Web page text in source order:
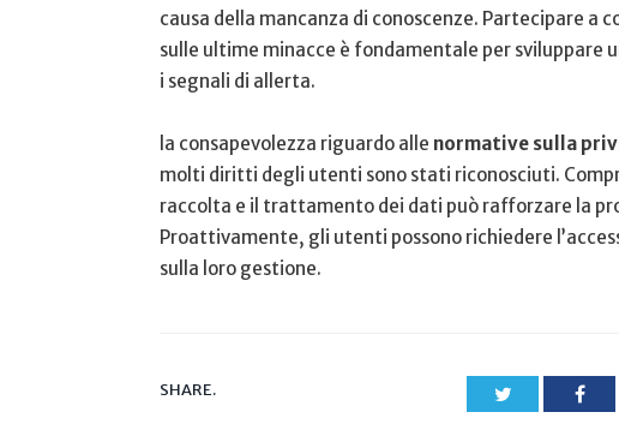
causa della mancanza di conoscenze. Partecipare a
⁢sulle ultime minacce è fondamentale per
i segnali di allerta.
la consapevolezza ​riguardo alle normative sulla
molti ‌diritti⁤ degli utenti sono stati riconosciuti.​
⁤raccolta e il ⁢trattamento dei dati può rafforzare la
Proattivamente, ⁣gli utenti possono richiedere
sulla loro gestione.
SHARE. Twitter